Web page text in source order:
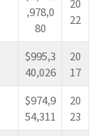
,978,0
80
20
22
$995,3
40,026
20
17
$974,9
54,311
20
23